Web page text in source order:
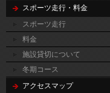
スポーツ走行・料金
スポーツ走行
料金
施設貸切について
冬期コース
アクセスマップ